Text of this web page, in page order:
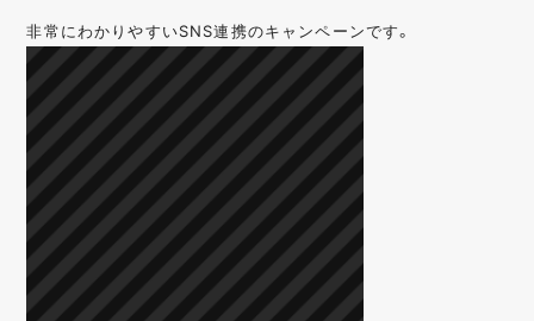
非常にわかりやすいSNS連携のキャンペーンです。